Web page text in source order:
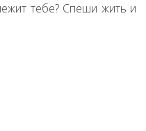
тебе? Спеши жить и